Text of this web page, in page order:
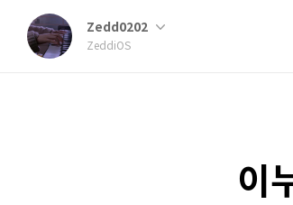
Zedd0202
ZeddiOS
이